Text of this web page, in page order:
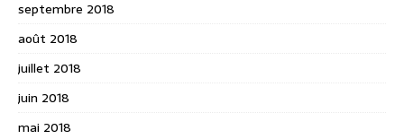
septembre 2018
août 2018
juillet 2018
juin 2018
mai 2018